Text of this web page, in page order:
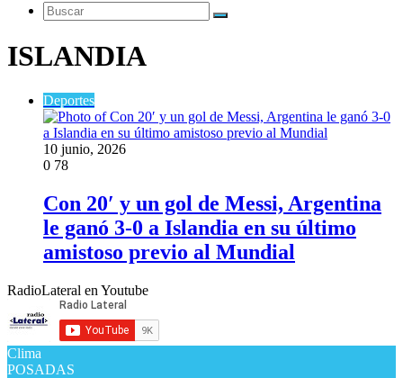
Buscar
ISLANDIA
Deportes
10 junio, 2026
0 78
Con 20′ y un gol de Messi, Argentina
le ganó 3-0 a Islandia en su último
amistoso previo al Mundial
RadioLateral en Youtube
Clima
POSADAS